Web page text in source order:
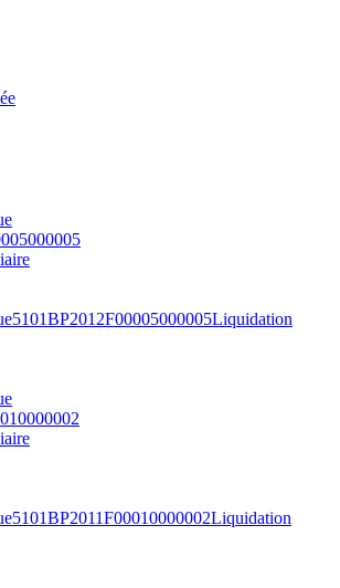
5101BP2012F00005000005Liquidation
5101BP2011F00010000002Liquidation